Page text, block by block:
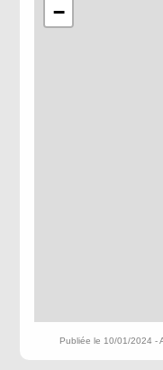
−
Publiée le 10/01/2024 -